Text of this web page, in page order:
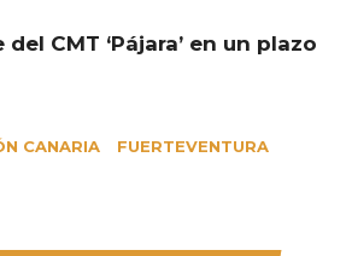
CMT ‘Pájara’ en un plazo
CANARIA
FUERTEVENTURA